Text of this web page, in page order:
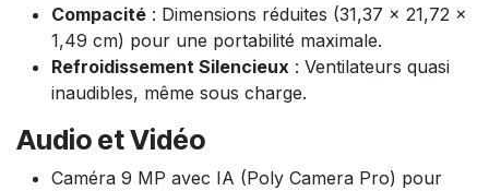
Compacité : Dimensions réduites (31,37 x 21,72 x
1,49 cm) pour une portabilité maximale.
Refroidissement Silencieux : Ventilateurs quasi
inaudibles, même sous charge.
Audio et Vidéo
Caméra 9 MP avec IA (Poly Camera Pro) pour